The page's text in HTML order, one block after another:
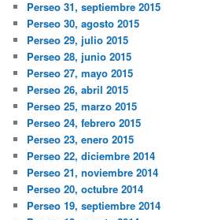
Perseo 31, septiembre 2015
Perseo 30, agosto 2015
Perseo 29, julio 2015
Perseo 28, junio 2015
Perseo 27, mayo 2015
Perseo 26, abril 2015
Perseo 25, marzo 2015
Perseo 24, febrero 2015
Perseo 23, enero 2015
Perseo 22, diciembre 2014
Perseo 21, noviembre 2014
Perseo 20, octubre 2014
Perseo 19, septiembre 2014